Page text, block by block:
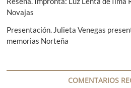
t
r
d
Novajas
Presentación. Julieta Venegas
memorias Norteña
COMENTARIOS